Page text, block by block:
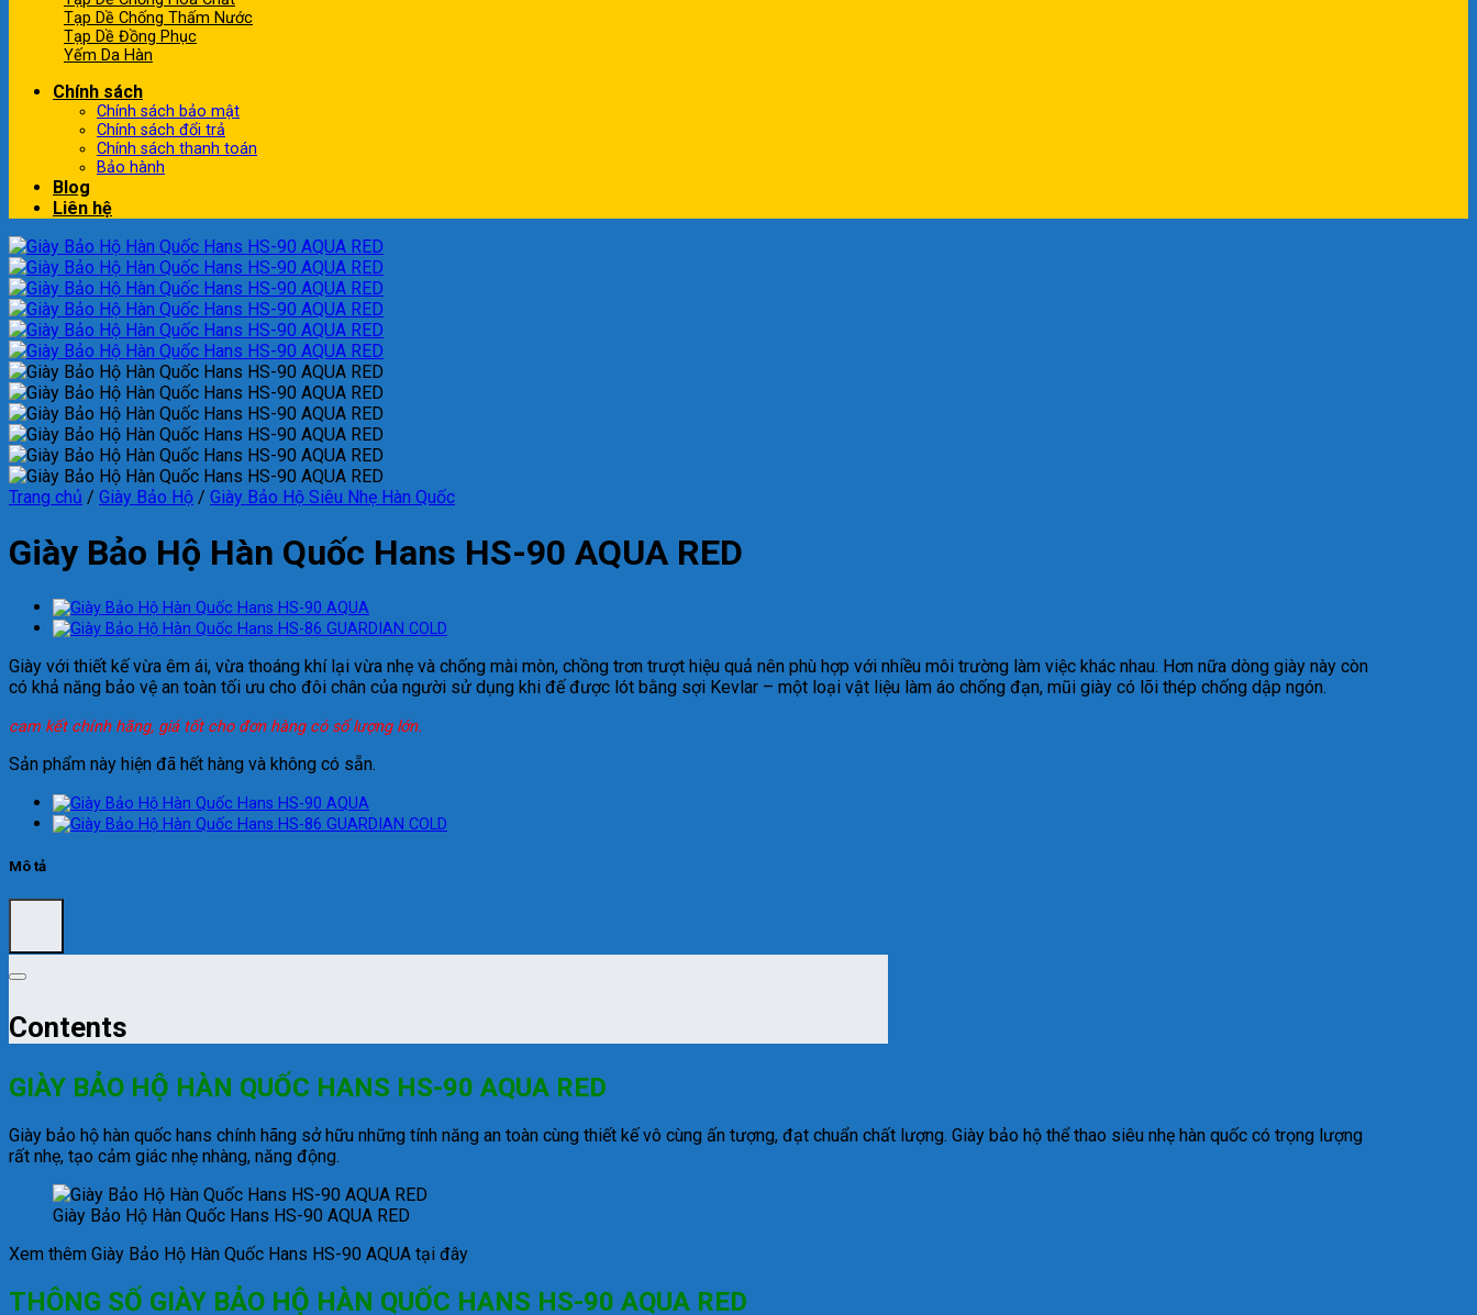
Tạp Dề Chống Thấm Nước
Tạp Dề Đồng Phục
Yếm Da Hàn
Chính sách
Chính sách bảo mật
Chính sách đổi trả
Chính sách thanh toán
Bảo hành
Blog
Liên hệ
Trang chủ / Giày Bảo Hộ / Giày Bảo Hộ Siêu Nhẹ Hàn Quốc
Giày Bảo Hộ Hàn Quốc Hans HS-90 AQUA RED
Giày với thiết kế vừa êm ái, vừa thoáng khí lại vừa nhẹ và chống mài mòn, chồng trơn trượt hiệu quả nên phù hợp với nhiều môi trường làm việc khác nhau. Hơn nữa dòng giày này còn
có khả năng bảo vệ an toàn tối ưu cho đôi chân của người sử dụng khi đế được lót bằng sợi Kevlar – một loại vật liệu làm áo chống đạn, mũi giày có lõi thép chống dập ngón.
cam kết chính hãng, giá tốt cho đơn hàng có số lượng lớn.
Sản phẩm này hiện đã hết hàng và không có sẵn.
Mô tả
Contents
GIÀY BẢO HỘ HÀN QUỐC HANS HS-90 AQUA RED
Giày bảo hộ hàn quốc hans chính hãng sở hữu những tính năng an toàn cùng thiết kế vô cùng ấn tượng, đạt chuẩn chất lượng. Giày bảo hộ thể thao siêu nhẹ hàn quốc có trọng lượng
rất nhẹ, tạo cảm giác nhẹ nhàng, năng động.
Giày Bảo Hộ Hàn Quốc Hans HS-90 AQUA RED
Xem thêm Giày Bảo Hộ Hàn Quốc Hans HS-90 AQUA tại đây
THÔNG SỐ GIÀY BẢO HỘ HÀN QUỐC HANS HS-90 AQUA RED